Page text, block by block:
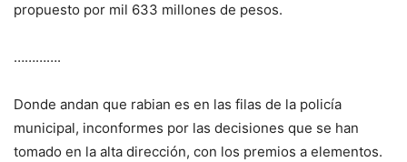
propuesto por mil 633 millones de pesos.
………….
Donde andan que rabian es en las filas de la policía
municipal, inconformes por las decisiones que se han
tomado en la alta dirección, con los premios a elementos.